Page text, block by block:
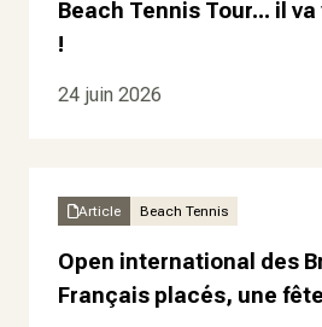
Beach Tennis Tour... il
!
24 juin 2026
Article Beach Tennis
Open international des
Français placés, une